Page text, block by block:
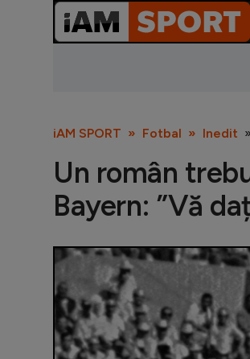
iAM SPORT Fotbal Inedit
Un român
Bayern: ”Vă